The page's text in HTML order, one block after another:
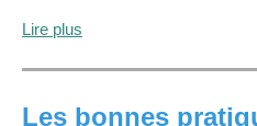
Lire plus
Les bonnes